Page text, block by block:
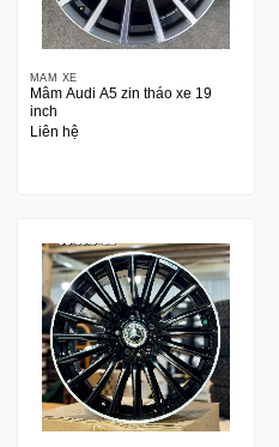
MÂM XE
Mâm Audi A5 zin tháo xe 19
inch
Liên hệ